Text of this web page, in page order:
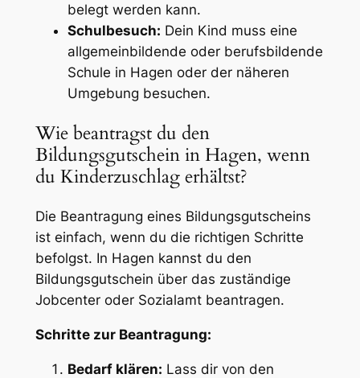
belegt werden kann.
Schulbesuch: Dein Kind muss eine
allgemeinbildende oder berufsbildende
Schule in Hagen oder der näheren
Umgebung besuchen.
Wie beantragst du den
Bildungsgutschein in Hagen, wenn
du Kinderzuschlag erhältst?
Die Beantragung eines Bildungsgutscheins
ist einfach, wenn du die richtigen Schritte
befolgst. In Hagen kannst du den
Bildungsgutschein über das zuständige
Jobcenter oder Sozialamt beantragen.
Schritte zur Beantragung:
Bedarf klären: Lass dir von den